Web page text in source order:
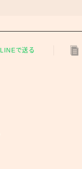
LINEで送る